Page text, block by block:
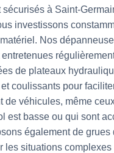
sécurisés à Saint-
investissons
Nos
entretenues
de plateaux
coulissants pour
de véhicules, même
est basse ou qui sont
également de grues
les situations complexes